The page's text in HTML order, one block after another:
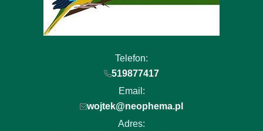
Telefon:
519877417
Email:
wojtek@neophema.pl
Adres: